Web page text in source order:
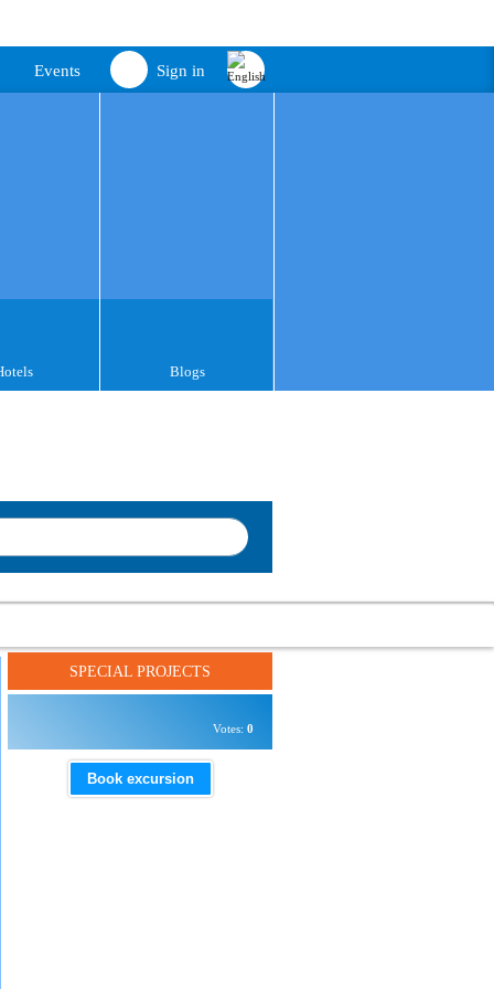
Sign in
Events
Blogs
SPECIAL PROJECTS
Votes: 0
Book excursion